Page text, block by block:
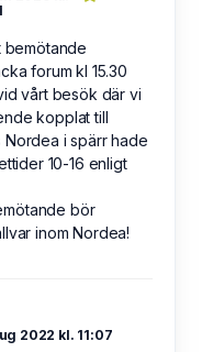
bemötande
forum kl 15.30
vårt besök där vi
kopplat till
Nordea i spärr hade
10-16 enligt
bör
inom Nordea!
2022 kl. 11:07